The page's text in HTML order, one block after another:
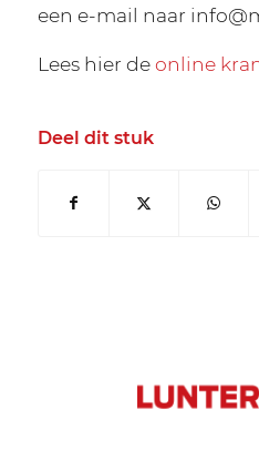
een e-mail naar
Lees hier deonline
Deel dit stuk